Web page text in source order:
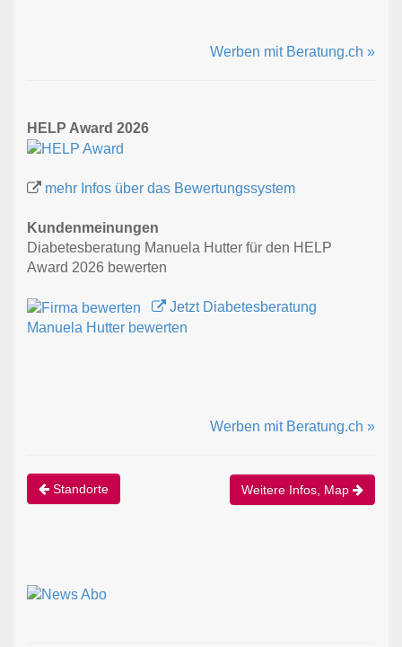
Werben mit Beratung.ch »
HELP Award 2026
mehr Infos über das Bewertungssystem
Kundenmeinungen
Diabetesberatung Manuela Hutter für den HELP
Award 2026 bewerten
Jetzt Diabetesberatung
Manuela Hutter bewerten
Werben mit Beratung.ch »
Standorte Weitere Infos, Map